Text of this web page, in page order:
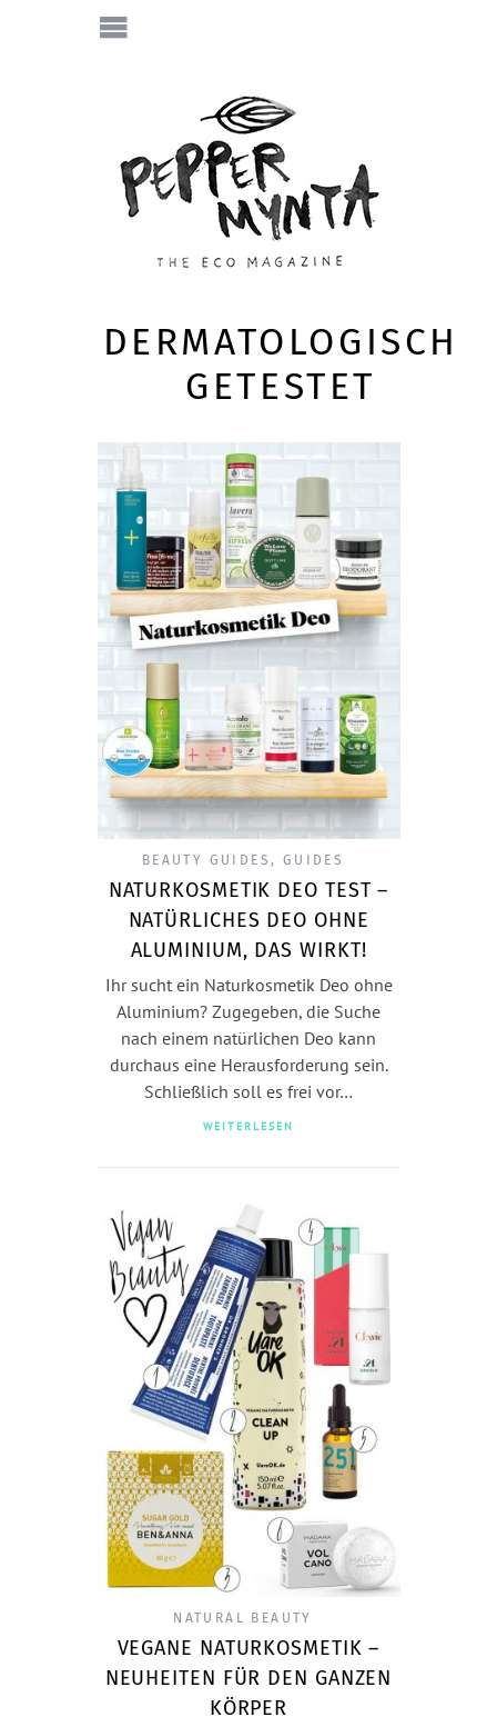
DERMATOLOGISCH
GETESTET
BEAUTY GUIDES , GUIDES
NATURKOSMETIK DEO TEST –
NATÜRLICHES DEO OHNE
ALUMINIUM, DAS WIRKT!
Ihr sucht ein Naturkosmetik Deo ohne
Aluminium? Zugegeben, die Suche
nach einem natürlichen Deo kann
durchaus eine Herausforderung sein.
Schließlich soll es frei vor…
WEITERLESEN
NATURAL BEAUTY
VEGANE NATURKOSMETIK –
NEUHEITEN FÜR DEN GANZEN
KÖRPER